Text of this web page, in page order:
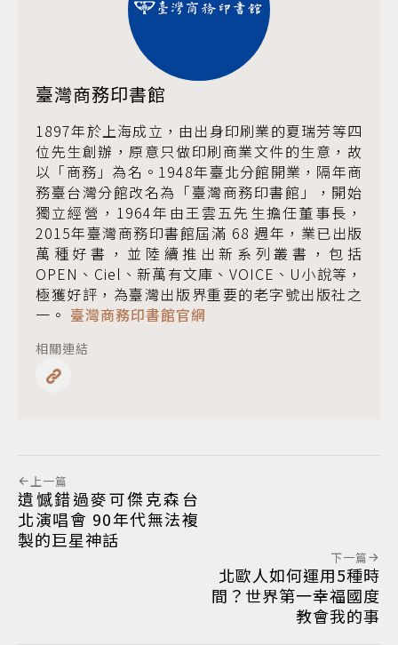
臺灣商務印書館
1897年於上海成立，由出身印刷業的夏瑞芳等四
位先生創辦，原意只做印刷商業文件的生意，故
以「商務」為名。1948年臺北分館開業，隔年商
務臺台灣分館改名為「臺灣商務印書館」，開始
獨立經營，1964年由王雲五先生擔任董事長，
2015年臺灣商務印書館屆滿 68 週年，業已出版
萬種好書，並陸續推出新系列叢書，包括
OPEN、Ciel、新萬有文庫、VOICE、U小說等，
極獲好評，為臺灣出版界重要的老字號出版社之
一。 臺灣商務印書館官網
相關連結
上一篇
遺憾錯過麥可傑克森台
北演唱會 90年代無法複
製的巨星神話
下一篇
北歐人如何運用5種時
間？世界第一幸福國度
教會我的事